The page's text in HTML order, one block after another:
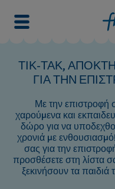
ΤΙΚ-ΤΑΚ,
ΓΙΑ ΤΗΝ
Με την επιστροφή
χαρούμενα και
δώρο για να
χρονιά με
σας για την
προσθέσετε στη λίστα
ξεκινήσουν τα παιδιά